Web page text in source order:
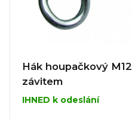
Hák houpačkový
závitem
IHNED k odeslání